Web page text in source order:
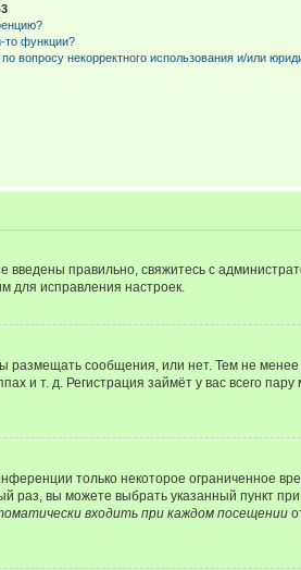
то функции?
вопросу некорректного использования и/или
правильно, свяжитесь с
для исправления настроек.
размещать сообщения, или нет. Тем не
и т. д. Регистрация займёт у вас всего
только некоторое ограниченное
раз, вы можете выбрать указанный пункт
входить при каждом посещении